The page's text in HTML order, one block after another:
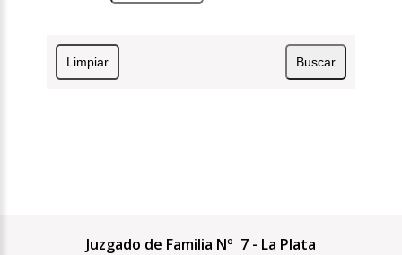
Juzgado de Familia Nº 7 - La Plata